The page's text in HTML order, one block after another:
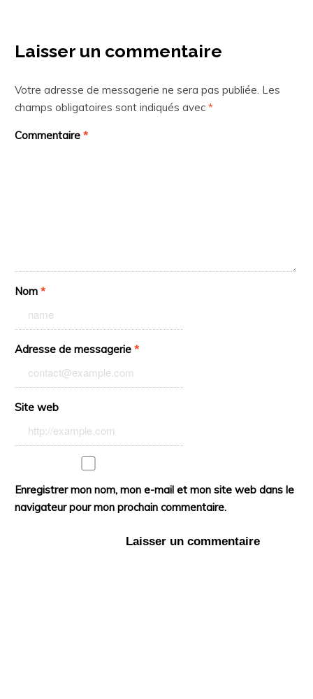
Laisser un commentaire
Votre adresse de messagerie ne sera pas publiée. Les
champs obligatoires sont indiqués avec *
Commentaire *
Nom *
Adresse de messagerie *
Site web
Enregistrer mon nom, mon e-mail et mon site web dans le
navigateur pour mon prochain commentaire.